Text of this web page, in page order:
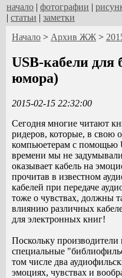
начало | фотографии |
| статьи | заметки
Начало > Архив ЖЖ >
USB-кабели
юмора)
2015-02-15 22:32:00
Сегодня многие читают
ридеров, которые, в свою
компьюетерам с помощью
времени мы не
оказывает кабель на
прочитав в известном
кабелей при передаче
тоже о чувствах, должны
влиянию различных
для электронных книг!
Поскольку
специальные
том числе два
эмоциях, чувствах и